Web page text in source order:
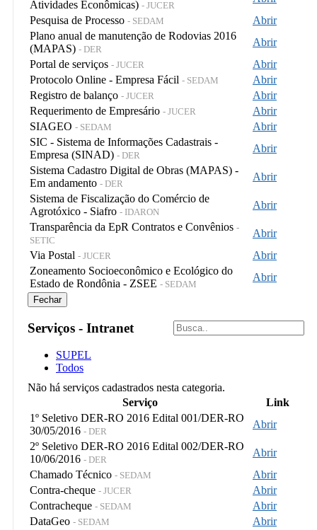
Atividades Econômicas) - JUCER
Pesquisa de Processo - SEDAM
Abrir
Plano anual de manutenção de Rodovias 2016
(MAPAS) - DER
Abrir
Portal de serviços - JUCER
Abrir
Protocolo Online - Empresa Fácil - SEDAM
Abrir
Registro de balanço - JUCER
Abrir
Requerimento de Empresário - JUCER
Abrir
SIAGEO - SEDAM
Abrir
SIC - Sistema de Informações Cadastrais -
Empresa (SINAD) - DER
Abrir
Sistema Cadastro Digital de Obras (MAPAS) -
Em andamento - DER
Abrir
Sistema de Fiscalização do Comércio de
Agrotóxico - Siafro - IDARON
Abrir
Transparência da EpR Contratos e Convênios -
SETIC
Abrir
Via Postal - JUCER
Abrir
Zoneamento Socioeconômico e Ecológico do
Estado de Rondônia - ZSEE - SEDAM
Abrir
Fechar
Serviços - Intranet
SUPEL
Todos
Não há serviços cadastrados nesta categoria.
Serviço
Link
1º Seletivo DER-RO 2016 Edital 001/DER-RO
30/05/2016 - DER
Abrir
2º Seletivo DER-RO 2016 Edital 002/DER-RO
10/06/2016 - DER
Abrir
Chamado Técnico - SEDAM
Abrir
Contra-cheque - JUCER
Abrir
Contracheque - SEDAM
Abrir
DataGeo - SEDAM
Abrir